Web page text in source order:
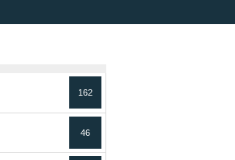
162
46